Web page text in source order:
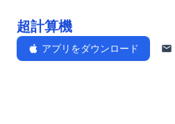
超計算機
アプリをダウンロード